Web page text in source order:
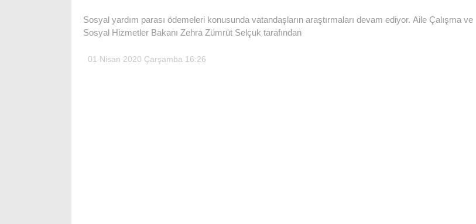
Sosyal yardım parası ödemeleri konusunda vatandaşların araştırmaları devam ediyor. Aile Çalışma ve
Sosyal Hizmetler Bakanı Zehra Zümrüt Selçuk tarafından
01 Nisan 2020 Çarşamba 16:26